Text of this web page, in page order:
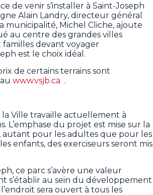
de venir s’installer à Saint-Joseph
Alain Landry, directeur général
municipalité, Michel Cliche, ajoute
au centre des grandes villes
familles devant voyager
est le choix idéal.
de certains terrains sont
www.vsjb.ca .
Ville travaille actuellement à
L’emphase du projet est mise sur la
pour les adultes que pour les
enfants, des exerciseurs seront mis
ce parc s’avère une valeur
s’établir au sein du développement
sera ouvert à tous les